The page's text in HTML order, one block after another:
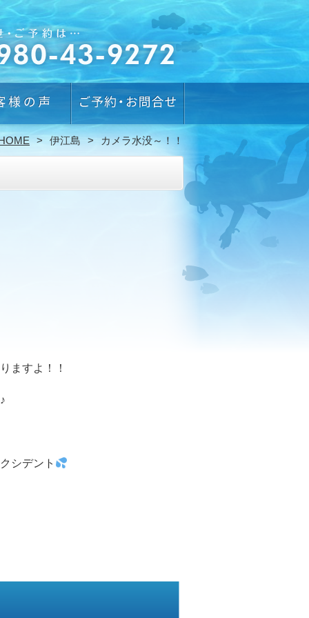
伊江島 カメラ水没～！！
ますよ！！
シデント